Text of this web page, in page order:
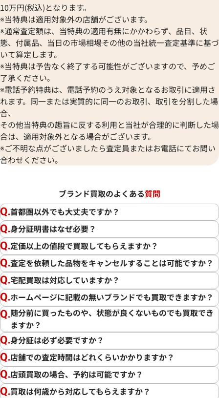
10万円(税込)となります。
※当特典は適用対象外の店舗がございます。
※通常査定額は、当特典の適用有無にかかわらず、品目、状
態、付属品、当日の市場相場その他の当社統一査定基準に基づ
いて算定します。
※当特典は予告なく終了する可能性がございますので、予めご
了承ください。
※電話予約特典は、電話予約のうえ対象となるお取引に適用さ
れます。同一または実質的に同一のお取引、取引を分割した場
合、
その他当特典の趣旨に反する利用と当社が合理的に判断した場
合は、適用対象外となる場合がございます。
※ご不明な点がございましたら査定員またはお電話にてお問い
合わせください。
ブランド買取のよくある質問
首都圏以外でも大丈夫ですか？
身分証明書はなぜ必要？
定価以上の値段で買取してもらえますか？
査定を依頼した品物をキャンセルすることは可能ですか？
宅配買取は対応していますか？
ホームページに記載の無いブランドでも買取できますか？
随分前に買ったものや、状態が良くないものでも買取でき
ますか？
身分証は必ず必要ですか？
店舗での査定時間はどれくらいかかりますか？
店頭買取の場合、予約は可能ですか？
買取は何歳から対応してもらえますか？